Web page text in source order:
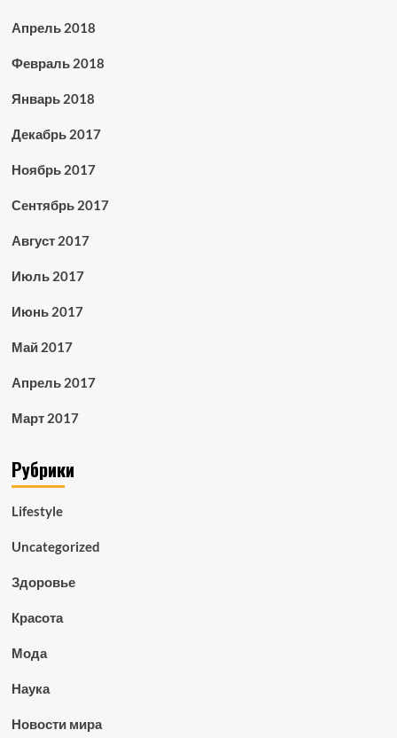
Апрель 2018
Февраль 2018
Январь 2018
Декабрь 2017
Ноябрь 2017
Сентябрь 2017
Август 2017
Июль 2017
Июнь 2017
Май 2017
Апрель 2017
Март 2017
Рубрики
Lifestyle
Uncategorized
Здоровье
Красота
Мода
Наука
Новости мира